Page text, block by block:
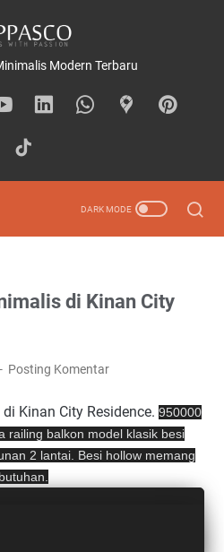
Modern Terbaru
di Kinan City
Posting Komentar
Kinan City Residence. 950000
railing balkon model klasik besi
2 lantai. Besi hollow memang